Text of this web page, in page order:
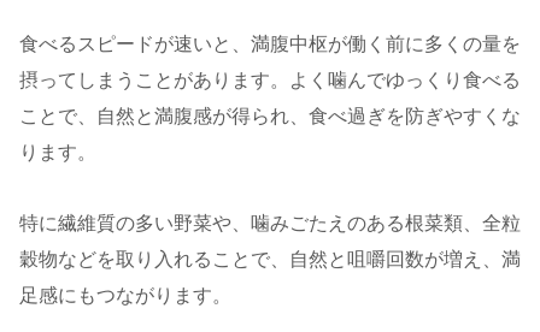
食べるスピードが速いと、満腹中枢が働く前に多くの量を
摂ってしまうことがあります。よく噛んでゆっくり食べる
ことで、自然と満腹感が得られ、食べ過ぎを防ぎやすくな
ります。
特に繊維質の多い野菜や、噛みごたえのある根菜類、全粒
穀物などを取り入れることで、自然と咀嚼回数が増え、満
足感にもつながります。